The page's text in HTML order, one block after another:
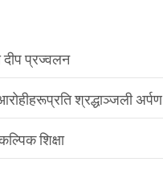
दीप प्रज्वलन
श्रद्धाञ्जली अर्पण
शिक्षा